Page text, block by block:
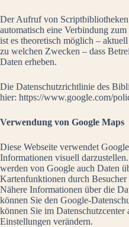
Der Aufruf von
automatisch eine Verbindung
ist es theoretisch möglich –
zu welchen Zwecken – dass
Daten erheben.
Die Datenschutzrichtlinie des
hier: https://www.google.com/
Verwendung von Google Maps
Diese Webseite verwendet
Informationen visuell
werden von Google auch Daten
Kartenfunktionen durch
Nähere Informationen über die
können Sie den Google-
können Sie im
Einstellungen verändern.